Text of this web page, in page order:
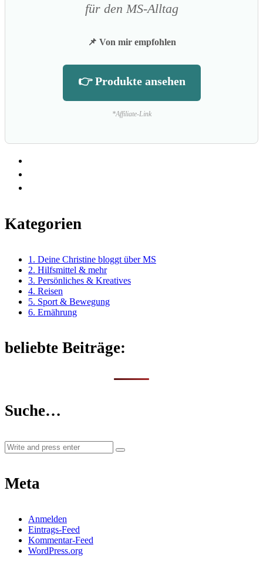
für den MS-Alltag
📌 Von mir empfohlen
👉 Produkte ansehen
*Affiliate-Link
Kategorien
1. Deine Christine bloggt über MS
2. Hilfsmittel & mehr
3. Persönliches & Kreatives
4. Reisen
5. Sport & Bewegung
6. Ernährung
beliebte Beiträge:
Suche…
Meta
Anmelden
Eintrags-Feed
Kommentar-Feed
WordPress.org